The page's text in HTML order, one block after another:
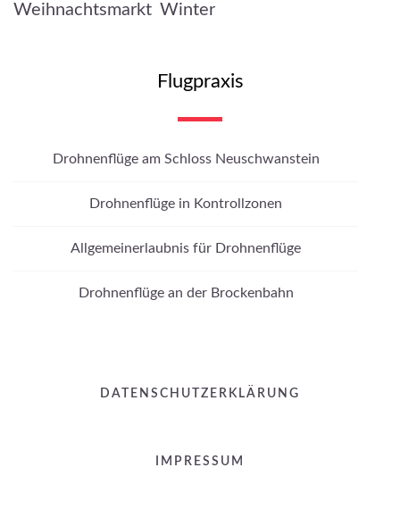
Weihnachtsmarkt Winter
Flugpraxis
Drohnenflüge am Schloss Neuschwanstein
Drohnenflüge in Kontrollzonen
Allgemeinerlaubnis für Drohnenflüge
Drohnenflüge an der Brockenbahn
DATENSCHUTZERKLÄRUNG
IMPRESSUM